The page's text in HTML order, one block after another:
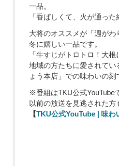
一品。
「香ばしくて、火が通っ
大将のオススメが「週が
冬に嬉しい一品です。
「牛すじがトロトロ！大
地域の方たちに愛されて
ょう本店」での味わいの刻
※番組はTKU公式YouTube
以前の放送を見逃された方
【TKU公式YouTube | 味わ